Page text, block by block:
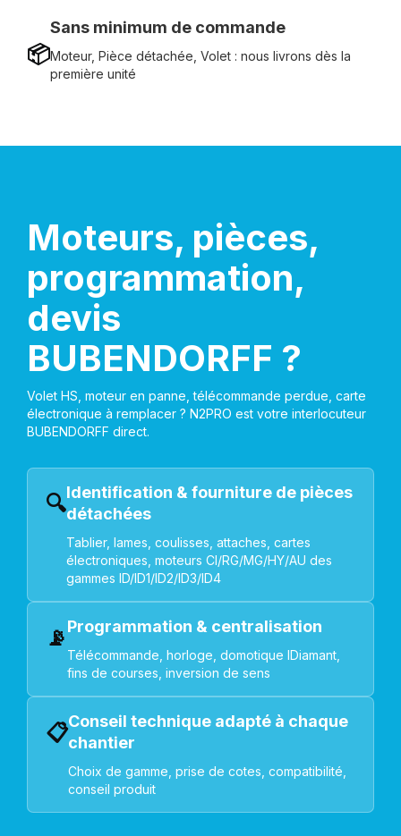
📦
Sans minimum de commande
Moteur, Pièce détachée, Volet : nous livrons dès la
première unité
Moteurs, pièces,
programmation,
devis
BUBENDORFF ?
Volet HS, moteur en panne, télécommande perdue, carte
électronique à remplacer ? N2PRO est votre interlocuteur
BUBENDORFF direct.
🔍Identification & fourniture de pièces
détachées
Tablier, lames, coulisses, attaches, cartes
électroniques, moteurs CI/RG/MG/HY/AU des
gammes ID/ID1/ID2/ID3/ID4
📡Programmation & centralisation
Télécommande, horloge, domotique IDiamant,
fins de courses, inversion de sens
📋Conseil technique adapté à chaque
chantier
Choix de gamme, prise de cotes, compatibilité,
conseil produit